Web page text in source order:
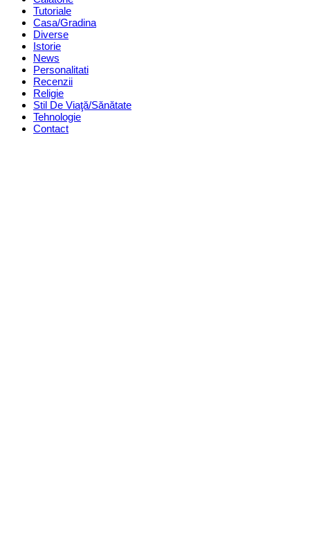
Tutoriale
Casa/Gradina
Diverse
Istorie
News
Personalitati
Recenzii
Religie
Stil De Viaţă/Sănătate
Tehnologie
Contact